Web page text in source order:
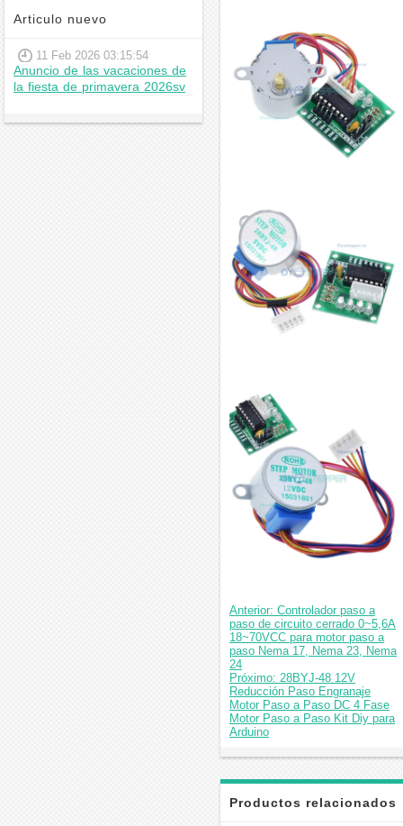
Articulo nuevo
11 Feb 2026 03:15:54
Anuncio de las vacaciones de
la fiesta de primavera 2026sv
Anterior: Controlador paso a
paso de circuito cerrado 0~5,6A
18~70VCC para motor paso a
paso Nema 17, Nema 23, Nema
24
Próximo: 28BYJ-48 12V
Reducción Paso Engranaje
Motor Paso a Paso DC 4 Fase
Motor Paso a Paso Kit Diy para
Arduino
Productos relacionados